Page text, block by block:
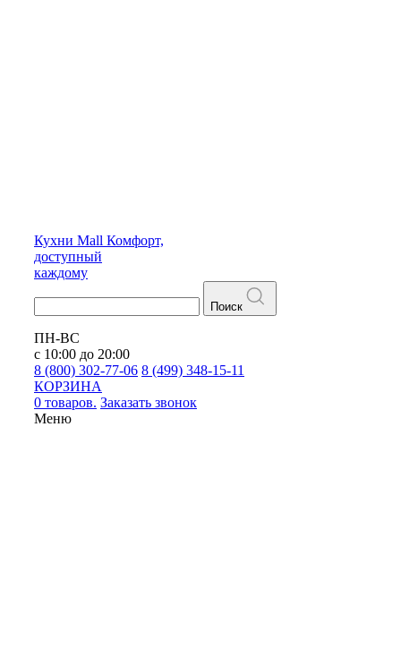
Кухни Mall Комфорт,
доступный
каждому
Поиск
ПН-ВС
с 10:00 до 20:00
8 (800) 302-77-06 8 (499) 348-15-11
КОРЗИНА
0 товаров. Заказать звонок
Меню